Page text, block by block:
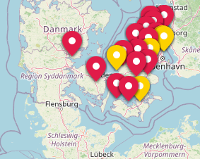
FAXE SUNDHEDSCENTER
PRÆSTØVEJ 78A, 1.SAL,
DENMARK
FREDERICIA
HAVEPLADSVEJ 136, 8700
DENMARK
FREDERIKSSUND (V/
BLØDEN 55C, 1.SAL, 3600
DENMARK
HELSINGE
IDRÆTSVEJ 21, 3200